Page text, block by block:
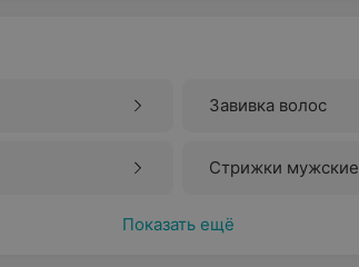
Завивка волос
Стрижки мужские
Показать ещё